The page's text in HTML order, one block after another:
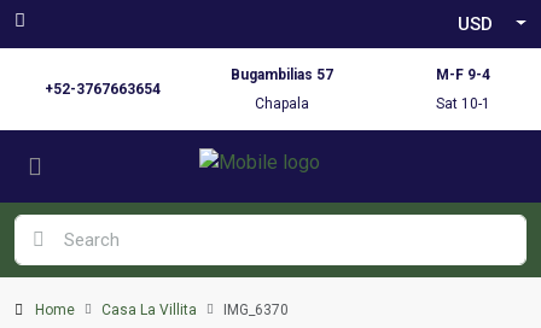
USD
+52-3767663654
Bugambilias 57
Chapala
M-F 9-4
Sat 10-1
Home Casa La Villita IMG_6370